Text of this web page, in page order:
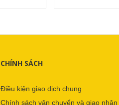
CHÍNH SÁCH
Điều kiện giao dịch chung
Chính sách vận chuyển và giao nhận